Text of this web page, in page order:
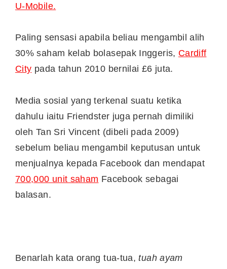
U-Mobile.
Paling sensasi apabila beliau mengambil alih
30% saham kelab bolasepak Inggeris, Cardiff
City pada tahun 2010 bernilai £6 juta.
Media sosial yang terkenal suatu ketika
dahulu iaitu Friendster juga pernah dimiliki
oleh Tan Sri Vincent (dibeli pada 2009)
sebelum beliau mengambil keputusan untuk
menjualnya kepada Facebook dan mendapat
700,000 unit saham Facebook sebagai
balasan.
Benarlah kata orang tua-tua,tuah ayam